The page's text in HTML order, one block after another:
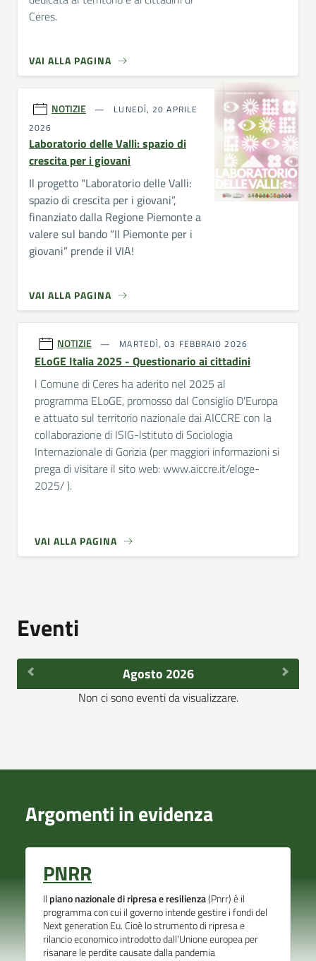
Ceres.
VAI ALLA PAGINA
NOTIZIE
LUNEDÌ, 20 APRILE
2026
Laboratorio delle Valli: spazio di
crescita per i giovani
Il progetto "Laboratorio delle Valli:
spazio di crescita per i giovani”,
finanziato dalla Regione Piemonte a
valere sul bando “Il Piemonte per i
giovani” prende il VIA!
VAI ALLA PAGINA
NOTIZIE MARTEDÌ, 03 FEBBRAIO 2026
ELoGE Italia 2025 - Questionario ai cittadini
l Comune di Ceres ha aderito nel 2025 al
programma ELoGE, promosso dal Consiglio D'Europa
e attuato sul territorio nazionale dai AICCRE con la
collaborazione di ISIG-lstituto di Sociologia
Internazionale di Gorizia (per maggiori informazioni si
prega di visitare il sito web: www.aiccre.it/eloge-
2025/ ).
VAI ALLA PAGINA
Eventi
Agosto 2026
Non ci sono eventi da visualizzare.
Argomenti in evidenza
PNRR
Il piano nazionale di ripresa e resilienza(Pnrr) è il
programma con cui il governo intende gestire i fondi del
Next generation Eu. Cioè lo strumento di ripresa e
rilancio economico introdotto dall'Unione europea per
risanare le perdite causate dalla pandemia